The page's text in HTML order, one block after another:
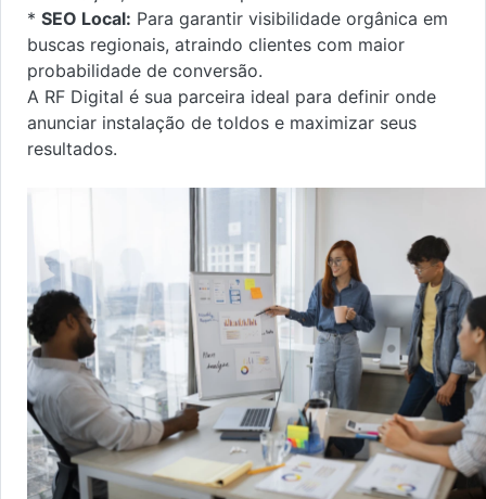
* SEO Local: Para garantir visibilidade orgânica em
buscas regionais, atraindo clientes com maior
probabilidade de conversão.
A RF Digital é sua parceira ideal para definir onde
anunciar instalação de toldos e maximizar seus
resultados.